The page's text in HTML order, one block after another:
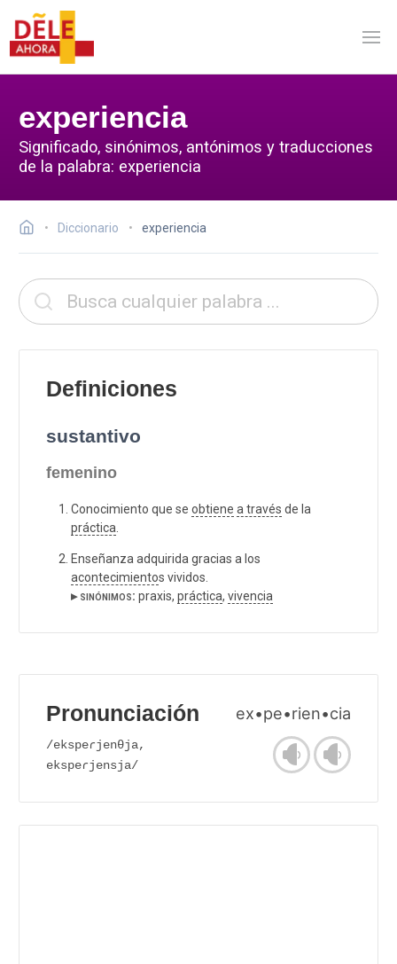
experiencia
Significado, sinónimos, antónimos y traducciones
de la palabra: experiencia
Diccionario experiencia
Definiciones
sustantivo
femenino
Conocimiento que se obtiene a través de la
práctica
Enseñanza adquirida gracias a los
acontecimientos vividos.
▸ sinónimos: praxis, práctica, vivencia
Pronunciación ex•pe•rien•cia
/ekspeɾjenθja,
ekspeɾjensja/